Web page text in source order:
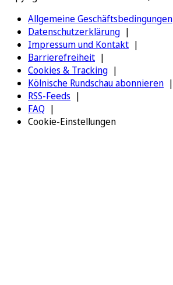
Allgemeine Geschäftsbedingungen
Datenschutzerklärung
Impressum und Kontakt
Barrierefreiheit
Cookies & Tracking
Kölnische Rundschau abonnieren
RSS-Feeds
FAQ
Cookie-Einstellungen